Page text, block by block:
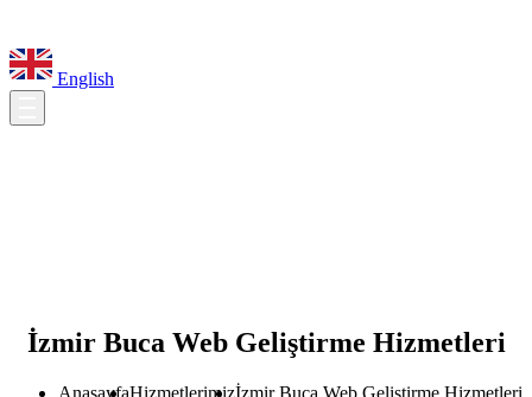
English
İzmir Buca Web Geliştirme Hizmetleri
AnasayfaHizmetlerimizİzmir Buca Web Geliştirme Hizmetleri